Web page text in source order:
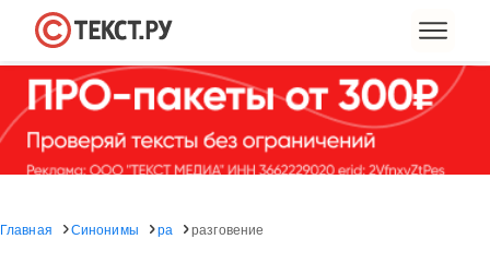
Главная Синонимы ра разговение